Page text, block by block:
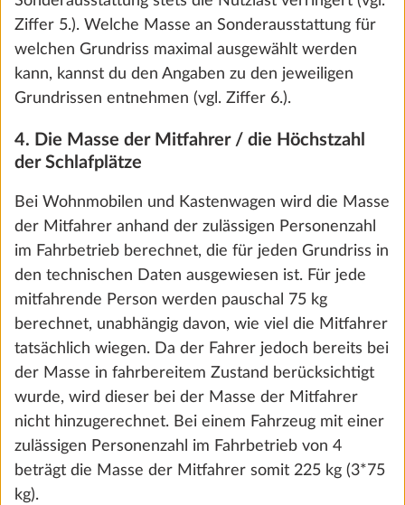
Wir nutzen Cookies, um dir die bestmögliche
Nutzung unserer Webseite zu ermöglichen und
unsere Kommunikation mit dir zu verbessern.
Wir berücksichtigen hierbei deine Präferenzen
und verarbeiten Daten für Statistik und
Marketing nur, wenn du uns durch Klicken auf
gibst. Du kannst deine Einwilligung jederzeit mit
Wirkung für die Zukunft widerrufen. Weitere
Informationen zu den Cookies und
Anpassungsmöglichkeiten findest du unter dem
Link „Details anzeigen“.
Details anzeigen Ablehnen
Zustimmen und weiter
Du hast deinen Hobby konfiguriert – vielleicht fehlt
noch ein Detail, vielleicht ist schon alles perfekt. So
letzten Schritt zum eigenen Traumfahrzeug. Auf der
nächsten Seite findest du die Zusammenfassung
deiner Konfiguration und den nächsten Händler in
deiner Nähe.
Zusammenfassung und Händlersuche
Konfiguration zurücksetzen
Ziffer 5.). Welche Masse an Sonderausstattung für
welchen Grundriss maximal ausgewählt werden
kann, kannst du den Angaben zu den jeweiligen
Grundrissen entnehmen (vgl. Ziffer 6.).
4. Die Masse der Mitfahrer / die Höchstzahl
der Schlafplätze
Bei Wohnmobilen und Kastenwagen wird die Masse
der Mitfahrer anhand der zulässigen Personenzahl
im Fahrbetrieb berechnet, die für jeden Grundriss in
den technischen Daten ausgewiesen ist. Für jede
mitfahrende Person werden pauschal 75 kg
berechnet, unabhängig davon, wie viel die Mitfahrer
tatsächlich wiegen. Da der Fahrer jedoch bereits bei
der Masse in fahrbereitem Zustand berücksichtigt
wurde, wird dieser bei der Masse der Mitfahrer
nicht hinzugerechnet. Bei einem Fahrzeug mit einer
zulässigen Personenzahl im Fahrbetrieb von 4
beträgt die Masse der Mitfahrer somit 225 kg (3*75
kg).